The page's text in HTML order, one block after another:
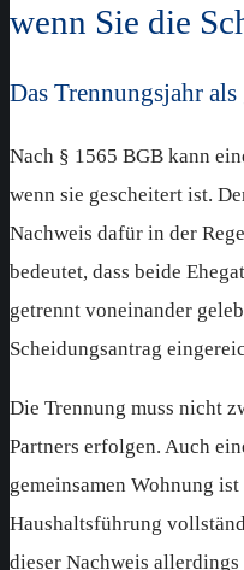
wenn Sie die
Das Trennungsjahr
Nach § 1565 BGB kann
wenn sie gescheitert ist.
Nachweis dafür in der
bedeutet, dass beide
getrennt voneinander
Scheidungsantrag
Die Trennung muss nicht
Partners erfolgen. Auch
gemeinsamen Wohnung
Haushaltsführung
dieser Nachweis